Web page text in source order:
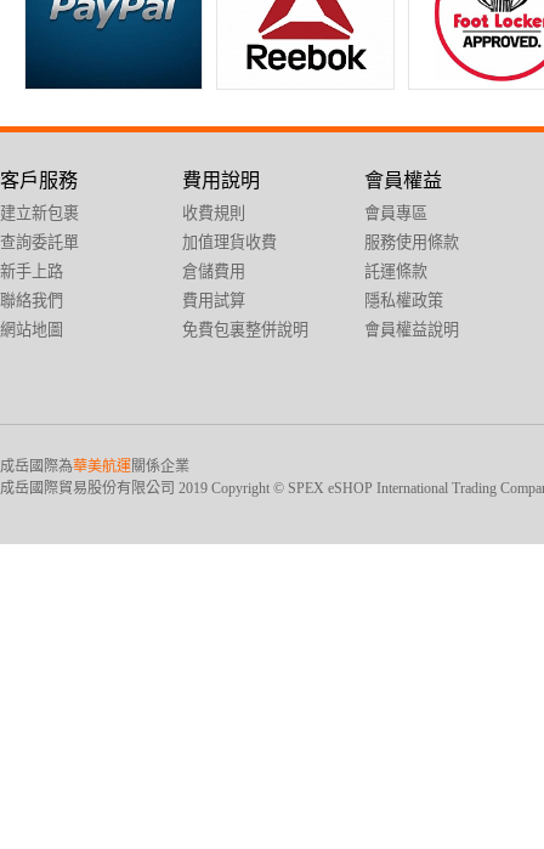
客戶服務
建立新包裹
查詢委託單
新手上路
聯絡我們
網站地圖
費用說明
收費規則
加值理貨收費
倉儲費用
費用試算
免費包裏整併說明
會員權益
會員專區
服務使用條款
託運條款
隱私權政策
會員權益說明
成岳國際為華美航運關係企業
成岳國際貿易股份有限公司 2019 Copyright © SPEX eSHOP International Trading